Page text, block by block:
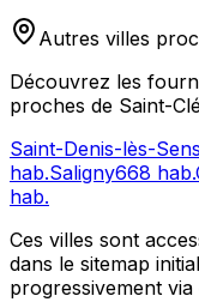
Autres villes
Découvrez les
proches de Saint-
Saint-Denis-lès-Sens
hab.Saligny668 hab.
hab.
Ces villes sont
dans le sitemap
progressivement